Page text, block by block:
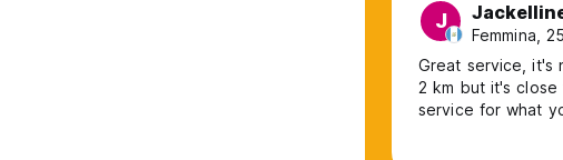
J
Femmina,
Great service, it's
2 km but it's
service for what